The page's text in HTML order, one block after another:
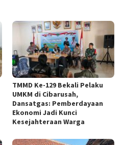
TMMD Ke-129 Bekali Pelaku
UMKM di Cibarusah,
Dansatgas: Pemberdayaan
Ekonomi Jadi Kunci
Kesejahteraan Warga